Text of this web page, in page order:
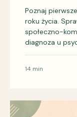
Poznaj
roku życia.
społeczno-
diagnoza u
14 min